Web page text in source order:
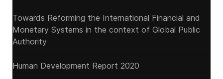
Towards Reforming the International Financial and
Monetary Systems in the context of Global Public
Authority
Human Development Report 2020